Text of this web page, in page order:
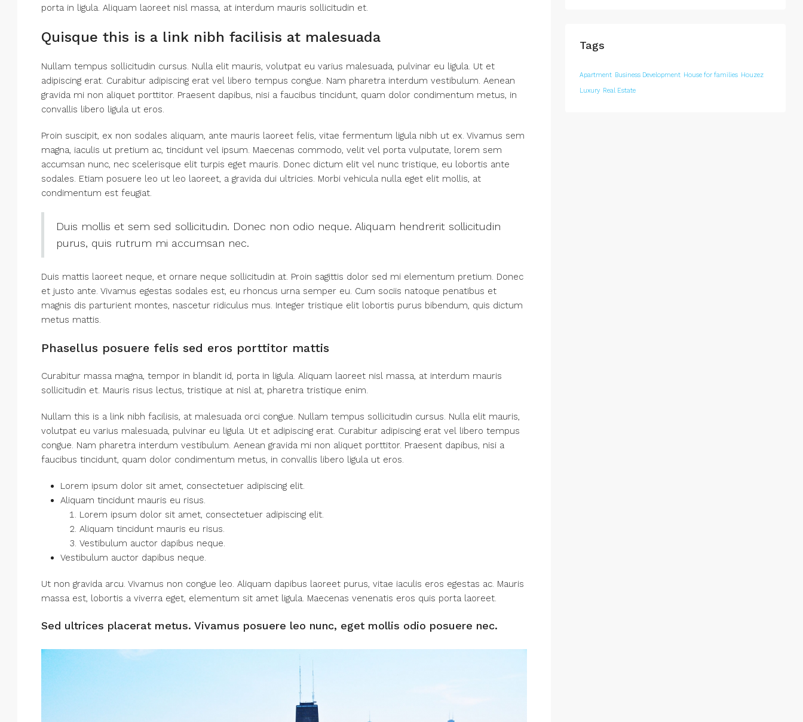
porta in ligula. Aliquam laoreet nisl massa, at interdum mauris sollicitudin et.
Quisque this is a link nibh facilisis at malesuada
Nullam tempus sollicitudin cursus. Nulla elit mauris, volutpat eu varius malesuada, pulvinar eu ligula. Ut et
adipiscing erat. Curabitur adipiscing erat vel libero tempus congue. Nam pharetra interdum vestibulum. Aenean
gravida mi non aliquet porttitor. Praesent dapibus, nisi a faucibus tincidunt, quam dolor condimentum metus, in
convallis libero ligula ut eros.
Proin suscipit, ex non sodales aliquam, ante mauris laoreet felis, vitae fermentum ligula nibh ut ex. Vivamus sem
magna, iaculis ut pretium ac, tincidunt vel ipsum. Maecenas commodo, velit vel porta vulputate, lorem sem
accumsan nunc, nec scelerisque elit turpis eget mauris. Donec dictum elit vel nunc tristique, eu lobortis ante
sodales. Etiam posuere leo ut leo laoreet, a gravida dui ultricies. Morbi vehicula nulla eget elit mollis, at
condimentum est feugiat.
Duis mollis et sem sed sollicitudin. Donec non odio neque. Aliquam hendrerit sollicitudin
purus, quis rutrum mi accumsan nec.
Duis mattis laoreet neque, et ornare neque sollicitudin at. Proin sagittis dolor sed mi elementum pretium. Donec
et justo ante. Vivamus egestas sodales est, eu rhoncus urna semper eu. Cum sociis natoque penatibus et
magnis dis parturient montes, nascetur ridiculus mus. Integer tristique elit lobortis purus bibendum, quis dictum
metus mattis.
Phasellus posuere felis sed eros porttitor mattis
Curabitur massa magna, tempor in blandit id, porta in ligula. Aliquam laoreet nisl massa, at interdum mauris
sollicitudin et. Mauris risus lectus, tristique at nisl at, pharetra tristique enim.
Nullam this is a link nibh facilisis, at malesuada orci congue. Nullam tempus sollicitudin cursus. Nulla elit mauris,
volutpat eu varius malesuada, pulvinar eu ligula. Ut et adipiscing erat. Curabitur adipiscing erat vel libero tempus
congue. Nam pharetra interdum vestibulum. Aenean gravida mi non aliquet porttitor. Praesent dapibus, nisi a
faucibus tincidunt, quam dolor condimentum metus, in convallis libero ligula ut eros.
Lorem ipsum dolor sit amet, consectetuer adipiscing elit.
Aliquam tincidunt mauris eu risus.
Lorem ipsum dolor sit amet, consectetuer adipiscing elit.
Aliquam tincidunt mauris eu risus.
Vestibulum auctor dapibus neque.
Vestibulum auctor dapibus neque.
Ut non gravida arcu. Vivamus non congue leo. Aliquam dapibus laoreet purus, vitae iaculis eros egestas ac. Mauris
massa est, lobortis a viverra eget, elementum sit amet ligula. Maecenas venenatis eros quis porta laoreet.
Sed ultrices placerat metus. Vivamus posuere leo nunc, eget mollis odio posuere nec.
Tags
Apartment Business Development House for families Houzez
Luxury Real Estate